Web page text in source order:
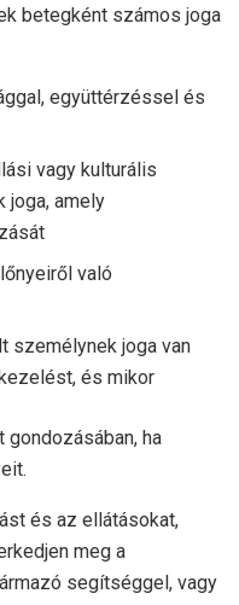
betegként számos joga
együttérzéssel és
vagy kulturális
joga, amely
való
személynek joga van
és mikor
ha
és az ellátásokat,
meg a
segítséggel, vagy